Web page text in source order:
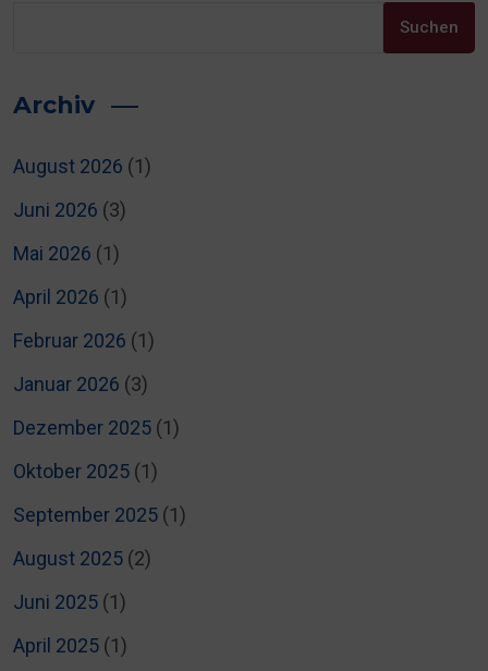
Suchen
Archiv
August 2026 (1)
Juni 2026 (3)
Mai 2026 (1)
April 2026 (1)
Februar 2026 (1)
Januar 2026 (3)
Dezember 2025 (1)
Oktober 2025 (1)
September 2025 (1)
August 2025 (2)
Juni 2025 (1)
April 2025 (1)